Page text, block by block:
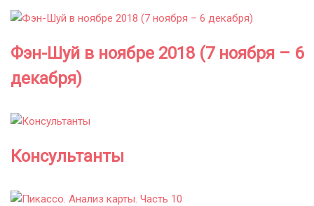
Фэн-Шуй в ноябре 2018 (7 ноября – 6
декабря)
Консультанты